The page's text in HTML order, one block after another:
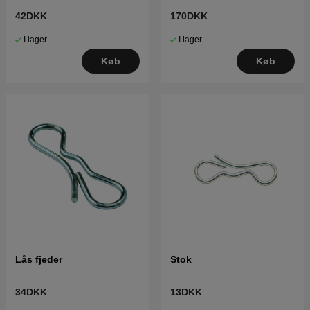
42DKK
I lager
Køb
170DKK
I lager
Køb
Lås fjeder
34DKK
Stok
13DKK